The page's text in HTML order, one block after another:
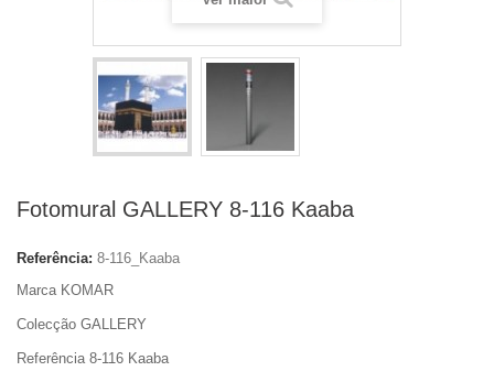
Fotomural GALLERY 8-116 Kaaba
Referência: 8-116_Kaaba
Marca KOMAR
Colecção GALLERY
Referência 8-116 Kaaba